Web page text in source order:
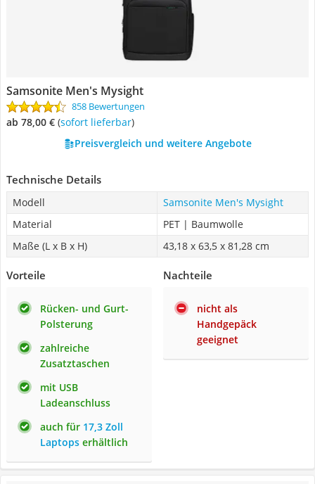
Samsonite Men's Mysight
858 Bewertungen
ab 78,00 € ( Sofort lieferbar)
Preisvergleich und weitere Angebote
Technische Details
Modell
Samsonite Men's Mysight
Material
PET | Baumwolle
Maße (L x B x H)
43,18 x 63,5 x 81,28 cm
Vorteile
Rücken- und Gurt-
Polsterung
zahlreiche
Zusatztaschen
mit USB
Ladeanschluss
auch für 17,3 Zoll
Laptops erhältlich
Nachteile
nicht als
Handgepäck
geeignet